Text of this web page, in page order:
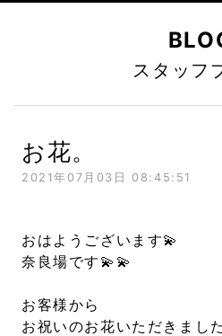
スタッフ
お花。
2021年07月03日 08:45:51
おはようございます💫
奈良場です💫💫
お客様から
お祝いのお花いただきまし